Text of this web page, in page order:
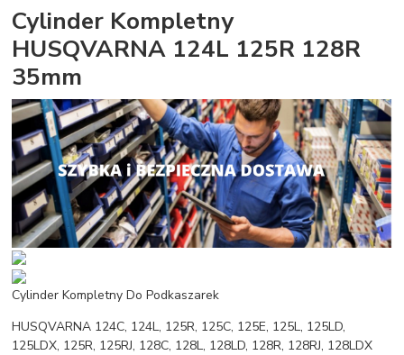
Cylinder Kompletny
HUSQVARNA 124L 125R 128R
35mm
Cylinder Kompletny Do Podkaszarek
HUSQVARNA 124C, 124L, 125R, 125C, 125E, 125L, 125LD,
125LDX, 125R, 125RJ, 128C, 128L, 128LD, 128R, 128RJ, 128LDX